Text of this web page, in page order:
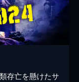
存亡を懸けたサ